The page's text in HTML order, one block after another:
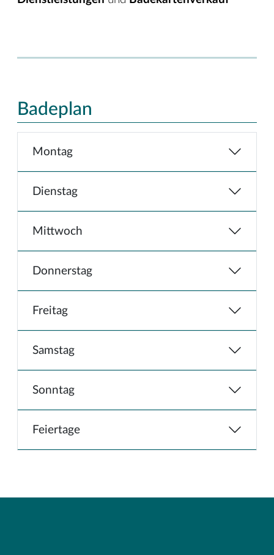
Badeplan
Montag
Dienstag
Mittwoch
Donnerstag
Freitag
Samstag
Sonntag
Feiertage